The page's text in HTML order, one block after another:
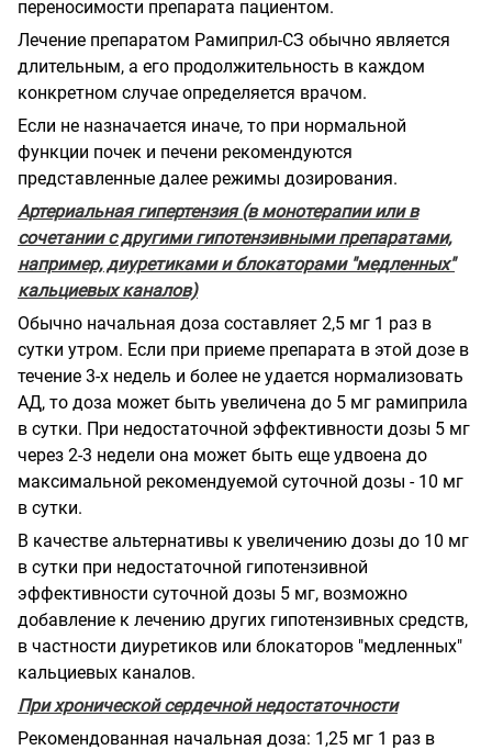
переносимости препарата пациентом.
Лечение препаратом Рамиприл-СЗ обычно является
длительным, а его продолжительность в каждом
конкретном случае определяется врачом.
Если не назначается иначе, то при нормальной
функции почек и печени рекомендуются
представленные далее режимы дозирования.
Артериальная гипертензия (в монотерапии или в
сочетании с другими гипотензивными препаратами,
например, диуретиками и блокаторами "медленных"
кальциевых каналов)
Обычно начальная доза составляет 2,5 мг 1 раз в
сутки утром. Если при приеме препарата в этой дозе в
течение 3-х недель и более не удается нормализовать
АД, то доза может быть увеличена до 5 мг рамиприла
в сутки. При недостаточной эффективности дозы 5 мг
через 2-3 недели она может быть еще удвоена до
максимальной рекомендуемой суточной дозы - 10 мг
в сутки.
В качестве альтернативы к увеличению дозы до 10 мг
в сутки при недостаточной гипотензивной
эффективности суточной дозы 5 мг, возможно
добавление к лечению других гипотензивных средств,
в частности диуретиков или блокаторов "медленных"
кальциевых каналов.
При хронической сердечной недостаточности
Рекомендованная начальная доза: 1,25 мг 1 раз в